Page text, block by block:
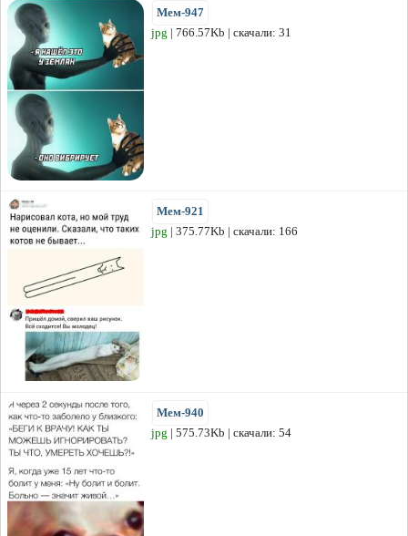
Мем-947
jpg | 766.57Kb | скачали: 31
Мем-921
jpg | 375.77Kb | скачали: 166
Мем-940
jpg | 575.73Kb | скачали: 54